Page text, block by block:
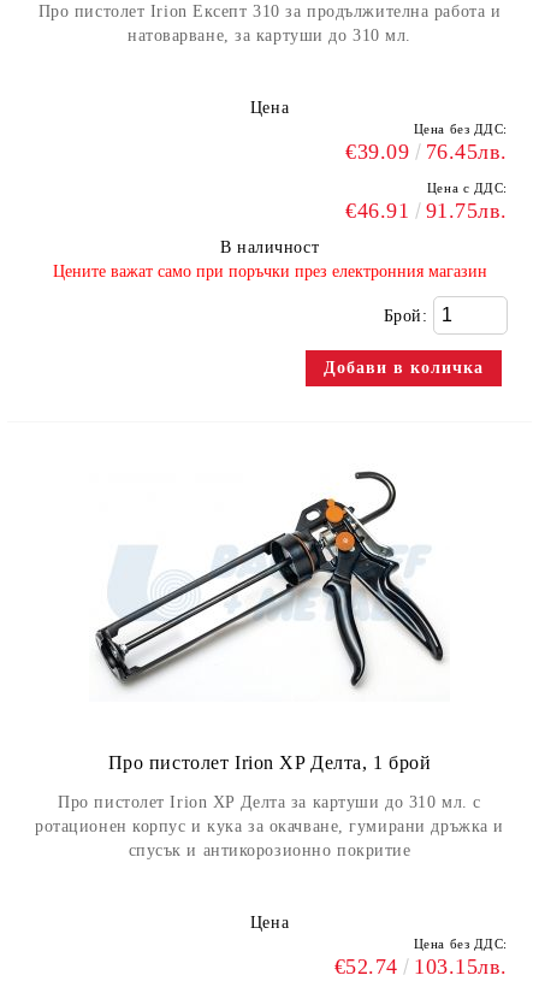
Про пистолет Irion Ексепт 310 за продължителна работа и
натоварване, за картуши до 310 мл.
Цена
Цена без ДДС:
€39.09 76.45лв.
Цена с ДДС:
€46.91 91.75лв.
В наличност
​Цените важат само при поръчки през електронния магазин
Брой:
Про пистолет Irion XP Делта, 1 брой
Про пистолет Irion XP Делта за картуши до 310 мл. с
ротационен корпус и кука за окачване, гумирани дръжка и
спусък и антикорозионно покритие
Цена
Цена без ДДС:
€52.74 103.15лв.